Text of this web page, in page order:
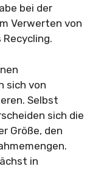
bei der
Verwerten von
sich von
Selbst
sich die
Größe, den
in